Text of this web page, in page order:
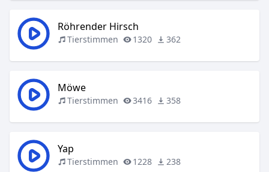
Röhrender Hirsch
Tierstimmen 1320 362
Möwe
Tierstimmen 3416 358
Yap
Tierstimmen 1228 238